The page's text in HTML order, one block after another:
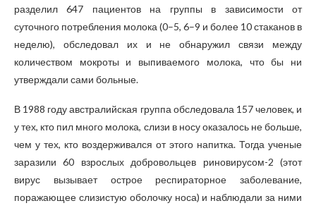
разделил 647 пациентов на группы в зависимости от
суточного потребления молока (0–5, 6–9 и более 10 стаканов в
неделю), обследовал их и не обнаружил связи между
количеством мокроты и выпиваемого молока, что бы ни
утверждали сами больные.
В 1988 году австралийская группа обследовала 157 человек, и
у тех, кто пил много молока, слизи в носу оказалось не больше,
чем у тех, кто воздерживался от этого напитка. Тогда ученые
заразили 60 взрослых добровольцев риновирусом-2 (этот
вирус вызывает острое респираторное заболевание,
поражающее слизистую оболочку носа) и наблюдали за ними